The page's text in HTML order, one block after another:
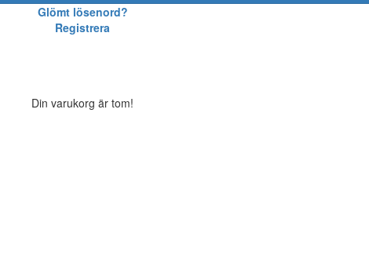
Glömt lösenord?
Registrera
Din varukorg är tom!